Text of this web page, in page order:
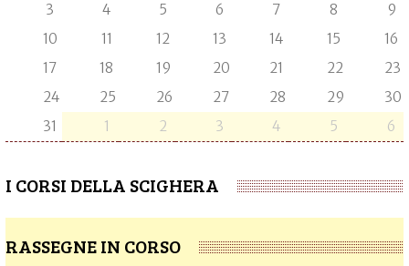
3
4 5 6 7 8
9
10
11 12 13 14 15
16
17
18 19 20 21 22
23
24
25 26 27 28 29
30
31
1 2 3 4 5 6
I CORSI DELLA SCIGHERA
RASSEGNE IN CORSO